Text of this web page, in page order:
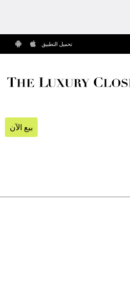
تحميل التطبيق
بيع الآن